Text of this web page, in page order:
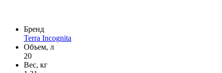
Бренд
Terra Incognita
Объем, л
20
Вес, кг